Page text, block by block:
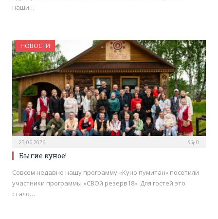
наши…
НОВОСТИ
23.06.2026 0
Быгие куное!
Совсем недавно нашу программу «Куно пумитан» посетили
участники программы «СВОй резерв18». Для гостей это
стало…